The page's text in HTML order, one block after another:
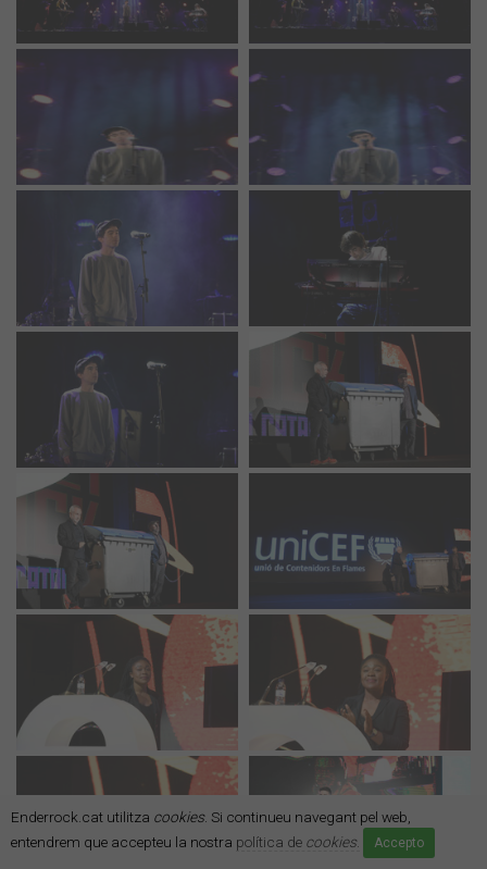
Enderrock.cat utilitza cookies. Si continueu navegant pel web,
entendrem que accepteu la nostra política de cookies. Accepto